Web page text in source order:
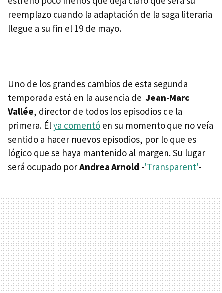
reemplazo cuando la adaptación de la saga literaria
llegue a su fin el 19 de mayo.
Uno de los grandes cambios de esta segunda
temporada está en la ausencia de Jean-Marc
Vallée, director de todos los episodios de la
primera. Élya comentó en su momento que no veía
sentido a hacer nuevos episodios, por lo que es
lógico que se haya mantenido al margen. Su lugar
será ocupado porAndrea Arnold -'Transparent'-